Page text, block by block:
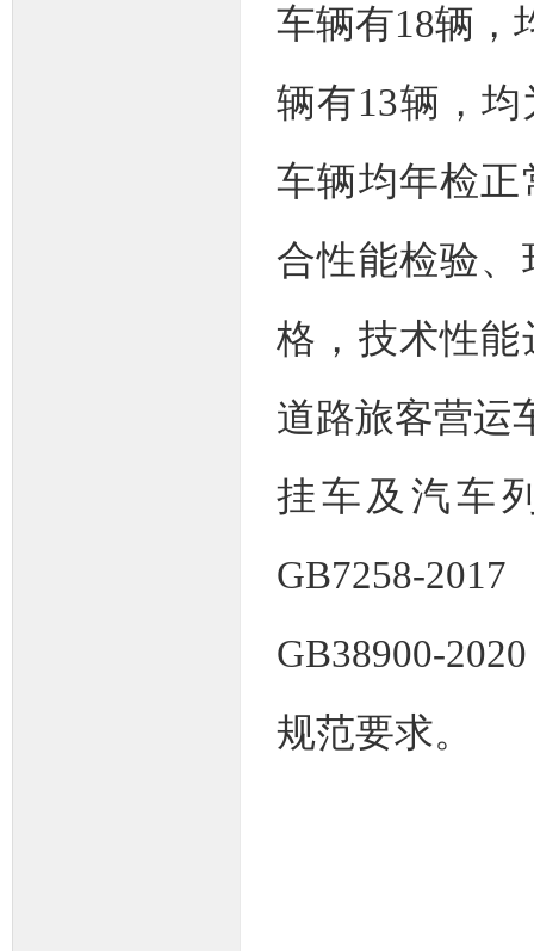
车辆有18辆，
辆有13辆，
车辆均年检
合性能检验
格，技术性
道路旅客营运
挂车及汽车
GB7258-
GB38900-
规范要求。